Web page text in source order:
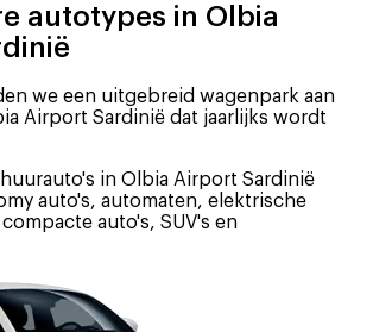
autotypes in Olbia
we een uitgebreid wagenpark aan
Airport Sardinië dat jaarlijks wordt
in Olbia Airport Sardinië
auto's, automaten, elektrische
auto's, SUV's en